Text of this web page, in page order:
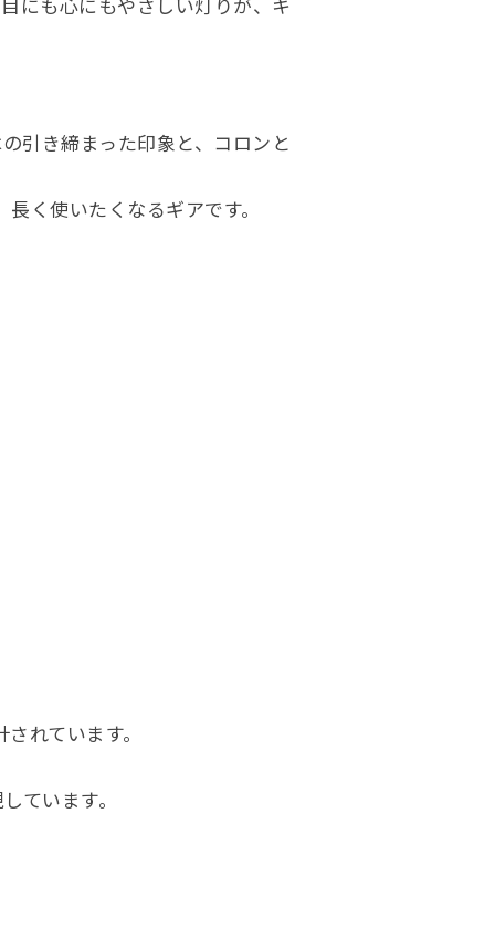
引き締まった印象と、コロンと
く使いたくなるギアです。
れています。
ています。